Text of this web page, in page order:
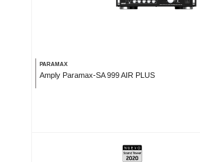
PARAMAX
Amply Paramax-SA 999 AIR PLUS